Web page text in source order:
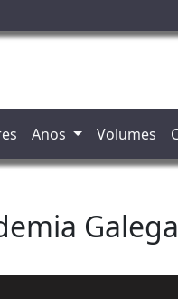
Anos Volumes